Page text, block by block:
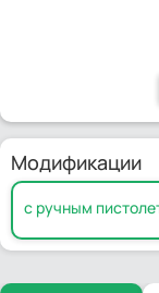
Модификации
с ручным